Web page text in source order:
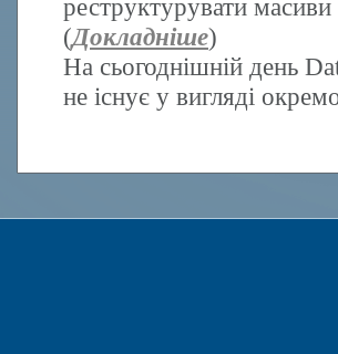
реструктурувати масиви
(Докладніше)
На сьогоднішній день
не існує у вигляді